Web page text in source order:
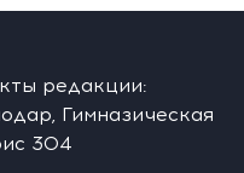
редакции:
Гимназическая
304